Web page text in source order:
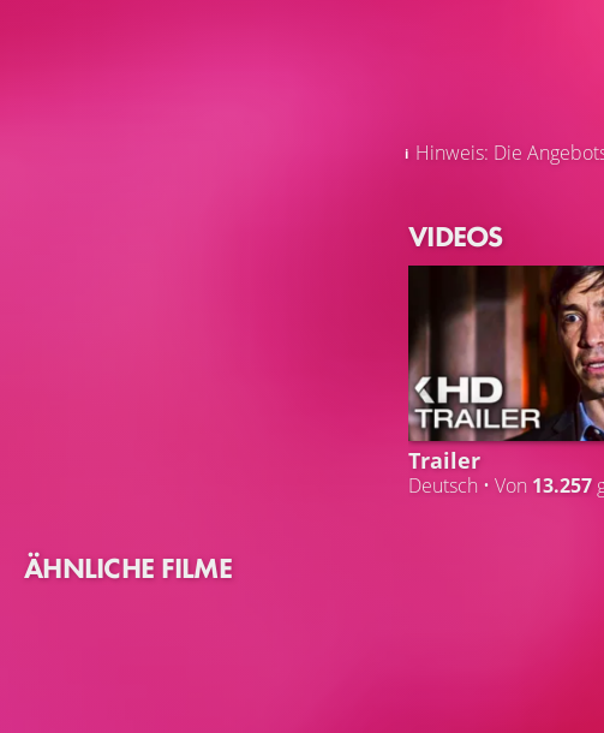
Hinweis: Die
VIDEOS
Trailer
Deutsch • Von 13.257
ÄHNLICHE FILME